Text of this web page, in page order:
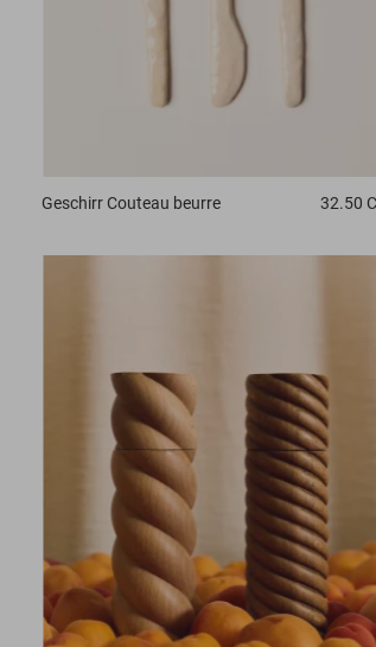
GeschirrCouteau beurre 32.50